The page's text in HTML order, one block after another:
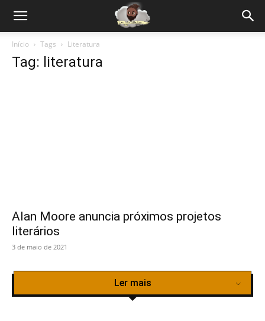
Início Tags Literatura
Tag: literatura
Alan Moore anuncia próximos projetos
literários
3 de maio de 2021
Ler mais